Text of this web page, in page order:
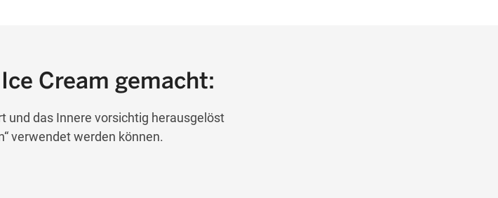
Cream gemacht:
und das Innere vorsichtig herausgelöst
verwendet werden können.